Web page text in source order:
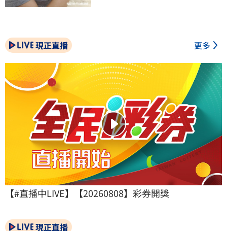
現正直播 更多
【#直播中LIVE】【20260808】彩券開獎
現正直播